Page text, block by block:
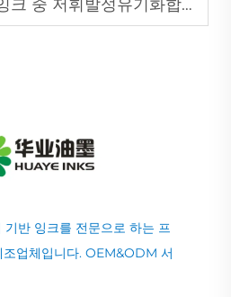
유기화합물(VOC)이며 안전한 제품은 무엇인가요?
기반 잉크를 전문으로 하는 프
업체입니다. OEM&ODM 서